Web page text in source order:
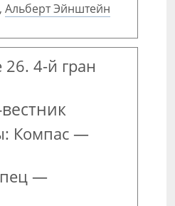
, Альберт Эйнштейн
4-й гран
Компас —
—